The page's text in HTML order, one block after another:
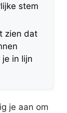
stem
zien dat
in lijn
je aan om